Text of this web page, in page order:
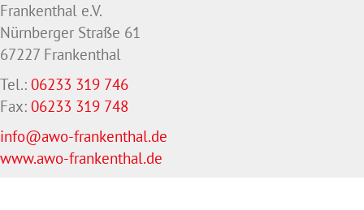
Frankenthal e.V.
Nürnberger Straße 61
67227 Frankenthal
Tel.: 06233 319 746
Fax: 06233 319 748
info@awo-frankenthal.de
www.awo-frankenthal.de